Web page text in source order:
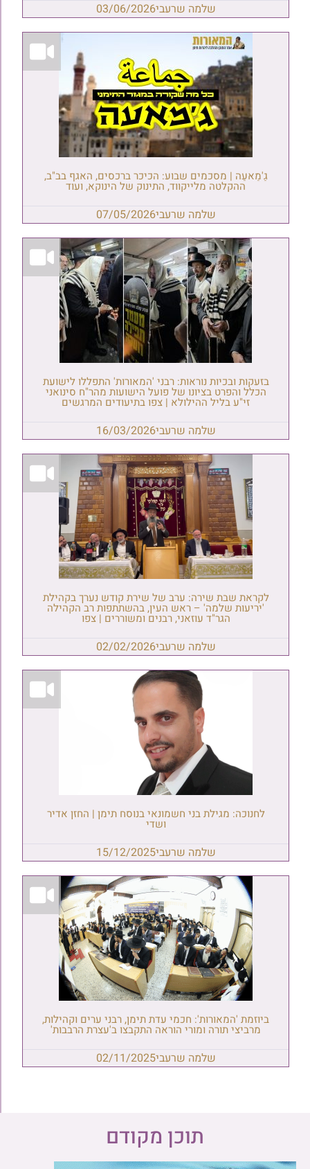
שלמה שרעבי03/06/2026
גַ'מַאעַה | מסכמים שבוע: הכיכר ברכסים, האגף בב"ב,
ההקלטה מלייקווד, התינוק של הינוקא, ועוד
שלמה שרעבי07/05/2026
בזעקות ובכיות נוראות: רבני 'המאורות' התפללו לישועת
הכלל והפרט בציונו של פועל הישועות מהר"ח סינואני
זי"ע בליל ההילולא | צפו בתיעודים המרגשים
שלמה שרעבי16/03/2026
לקראת שבת שירה: ערב של שירת קודש נערך בקהילת
'יריעות שלמה' – ראש העין, בהשתתפות רב הקהילה
הגר"ד עוזאני, רבנים ומשוררים | צפו
שלמה שרעבי02/02/2026
לחנוכה: מגילת בני חשמונאי בנוסח תימן | החזן אדיר
ושדי
שלמה שרעבי15/12/2025
ביוזמת 'המאורות': חכמי עדת תימן, רבני ערים וקהילות,
מרביצי תורה ומורי הוראה התקבצו ב'עצרת הרבבות'
שלמה שרעבי02/11/2025
תוכן מקודם